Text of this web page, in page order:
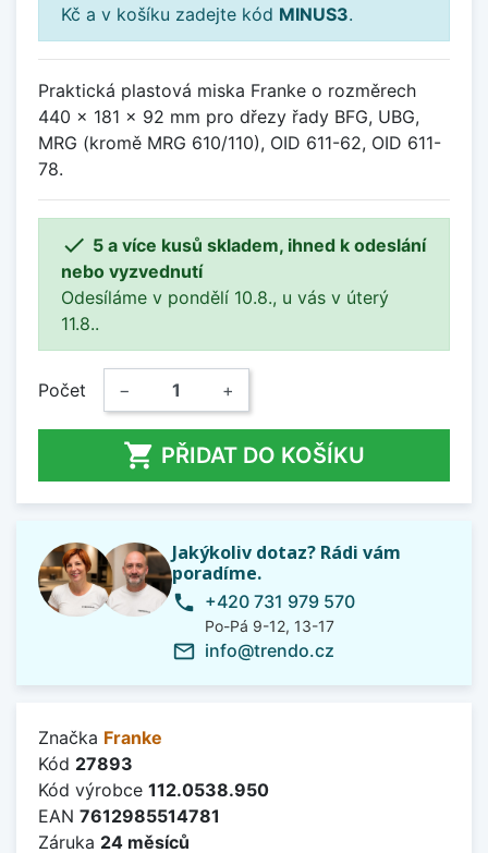
Kč a v košíku zadejte kód MINUS3.
Praktická plastová miska Franke o rozměrech
440 × 181 × 92 mm pro dřezy řady BFG, UBG,
MRG (kromě MRG 610/110), OID 611-62, OID 611-
78.
 5 a více kusů skladem, ihned k odeslání
nebo vyzvednutí
Odesíláme v pondělí 10.8., u vás v úterý
11.8..
Počet − +
 PŘIDAT DO KOŠÍKU
Jakýkoliv dotaz? Rádi vám
poradíme.
phone +420 731 979 570
Po-Pá 9-12, 13-17
mail_outline info@trendo.cz
Značka Franke
Kód 27893
Kód výrobce 112.0538.950
EAN 7612985514781
Záruka 24 měsíců